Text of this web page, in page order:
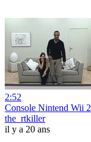
2:52
Console Nintend Wii 2
the_rtkiller
il y a 20 ans